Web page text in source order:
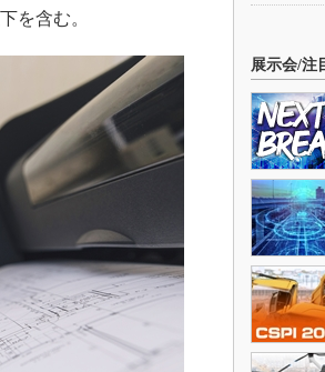
を含む。
展示会/注